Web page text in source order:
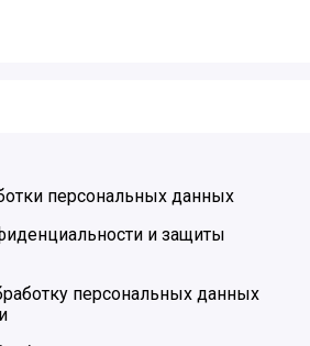
персональных данных
и защиты
персональных данных